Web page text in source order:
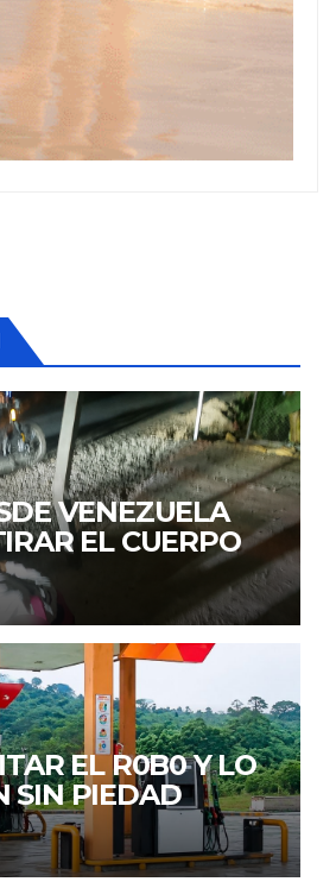
VENEZUELA
EL CUERPO
QUE
SEIS DÍAS EN
EL R0B0 Y LO
SIN PIEDAD